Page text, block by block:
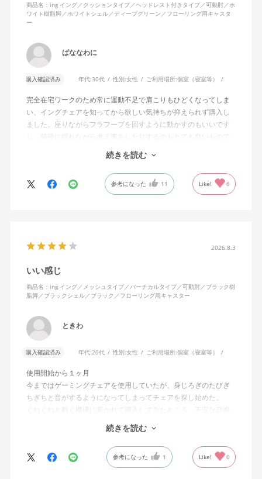
商品名：ing イング／クッションタイプ／ヘッドレスト付きタイプ／可動肘／ホ
ワイト樹脂脚／ホワイトシェル／ディープグリーン／フローリング用キャスタ
ー
ばななわに
購入確認済み 年代:30代 性別:女性 ご利用場所:個室（寝室等）
完全在宅ワークのため常に運動不足で肩こりもひどくなってしま
い、イングチェアを知ってから欲しい気持ちが抑えられず購入し
ました。座りながらフラフープを回すように動かすのもいいです
し、前後に揺れながら考え事をしたりするのもとても良いもので
す。カチャカチャ音が鳴るわけではないのですが、オフィスで揺
れてばっかだと怒られそうですが、自宅なら何も気にせずに使え
特に前後に揺らす時にヘッドレストありで購入して良かったと思
えます。揺れを止める機能もちゃんとあります。
続きを読む
参考になった 11 Like! 6
2026.8.3
いい感じ
商品名：ing イング／メッシュタイプ／バーチカルタイプ／可動肘／ブラック樹
脂脚／ブラックシェル／ブラック／フローリング用キャスター
ときわ
購入確認済み 年代:20代 性別:女性 ご利用場所:個室（寝室等）
使用開始から１ヶ月
今まではゲーミングチェアを使用していたが、身じろぎのたびぎ
ちぎちと音がするようになってしまってチェアを探し始めた。
くねくねと動く機構に惹かれて購入してみたところ、不安な音鳴
りは無くなった！但し座る時と立つ時はカッチョンと音がする。
これは座っていない時に椅子が倒れないように立ち上がると水平
に保つ機構があるようだ。
絵を描くのと、ゲームをするためのデスクで使用しているためお
尻についてくるフレキシブルな座面が嬉しい。
続きを読む
参考になった 1 Like! 0